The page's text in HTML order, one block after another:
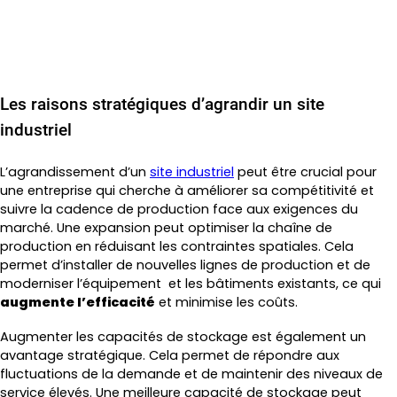
Les raisons stratégiques d’agrandir un site
industriel
L’agrandissement d’un site industriel peut être crucial pour
une entreprise qui cherche à améliorer sa compétitivité et
suivre la cadence de production face aux exigences du
marché. Une expansion peut optimiser la chaîne de
production en réduisant les contraintes spatiales. Cela
permet d’installer de nouvelles lignes de production et de
moderniser l’équipement et les bâtiments existants, ce qui
augmente l’efficacité et minimise les coûts.
Augmenter les capacités de stockage est également un
avantage stratégique. Cela permet de répondre aux
fluctuations de la demande et de maintenir des niveaux de
service élevés. Une meilleure capacité de stockage peut